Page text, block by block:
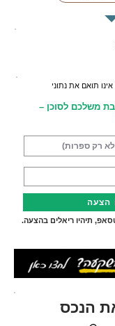
תואם את נתוני
משלכם לסוכן –
הצעה
תיהיו ריאלים בהצעה.
הנכס